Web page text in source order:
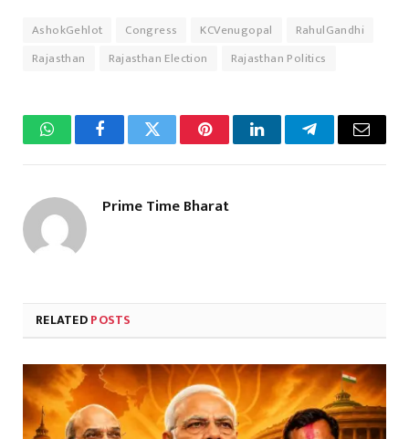
AshokGehlot Congress KCVenugopal
RahulGandhi
Rajasthan
Rajasthan Election Rajasthan Politics
WhatsAppFacebookTwitter PinterestLinkedInTelegramEmail
Prime Time Bharat
RELATEDPOSTS